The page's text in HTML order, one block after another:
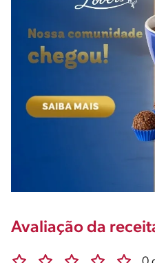
Avaliação da